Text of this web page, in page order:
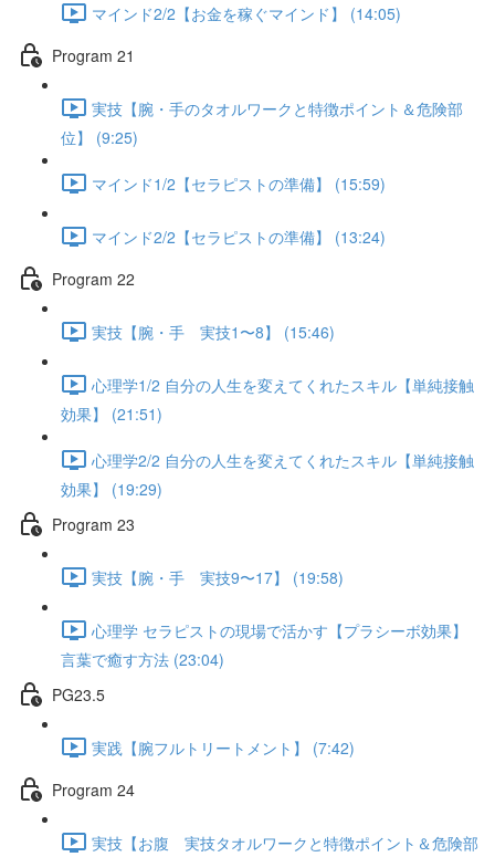
マインド2/2【お金を稼ぐマインド】 (14:05)
Program 21
実技【腕・手のタオルワークと特徴ポイント＆危険部
位】 (9:25)
マインド1/2【セラピストの準備】 (15:59)
マインド2/2【セラピストの準備】 (13:24)
Program 22
実技【腕・手 実技1〜8】 (15:46)
心理学1/2 自分の人生を変えてくれたスキル【単純接触
効果】 (21:51)
心理学2/2 自分の人生を変えてくれたスキル【単純接触
効果】 (19:29)
Program 23
実技【腕・手 実技9〜17】 (19:58)
心理学 セラピストの現場で活かす【プラシーボ効果】
言葉で癒す方法 (23:04)
PG23.5
実践【腕フルトリートメント】 (7:42)
Program 24
実技【お腹 実技タオルワークと特徴ポイント＆危険部